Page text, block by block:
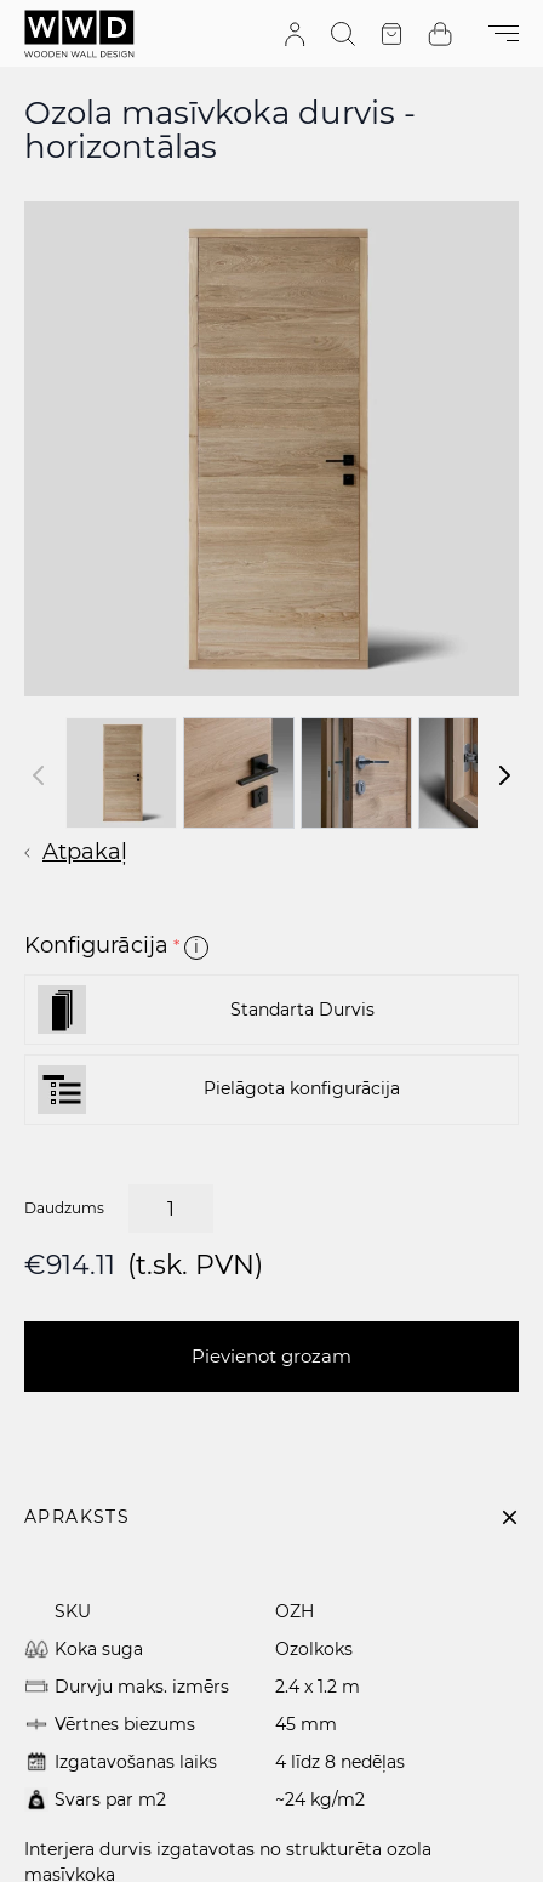
Pāriet uz saturu
MeklētTāmeGrozs
Ozola masīvkoka durvis -
horizontālas
Atpakaļ
Konfigurācija * i
Standarta Durvis
Pielāgota konfigurācija
Daudzums
€914.11 (t.sk. PVN)
Pievienot grozam
APRAKSTS
SKU
OZH
Koka suga
Ozolkoks
Durvju maks. izmērs
2.4 x 1.2 m
Vērtnes biezums
45 mm
Izgatavošanas laiks
4 līdz 8 nedēļas
Svars par m2
~24 kg/m2
Interjera durvis izgatavotas no strukturēta ozola
masīvkoka